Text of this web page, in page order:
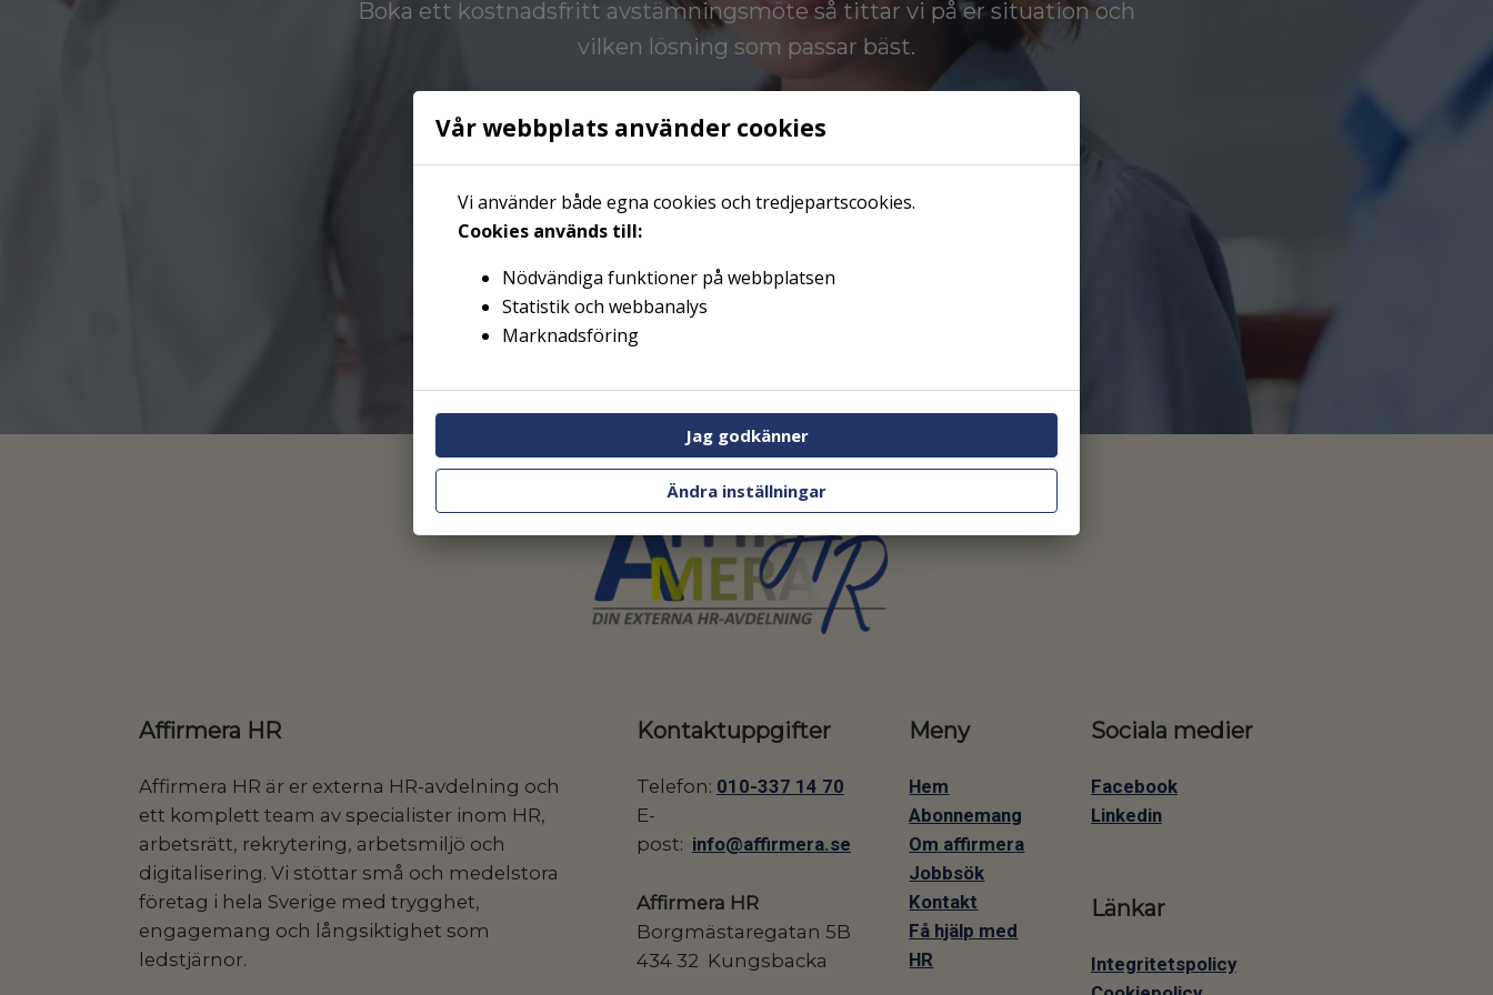
Vår webbplats använder cookies
Vi använder både egna cookies och tredjepartscookies.
Cookies används till:
Nödvändiga funktioner på webbplatsen
Statistik och webbanalys
Marknadsföring
Jag godkänner
Ändra inställningar
Boka ett kostnadsfritt avstämningsmöte så tittar vi på er situation och
vilken lösning som passar bäst.
Affirmera HR
Affirmera HR är er externa HR-avdelning och
ett komplett team av specialister inom HR,
arbetsrätt, rekrytering, arbetsmiljö och
digitalisering. Vi stöttar små och medelstora
företag i hela Sverige med trygghet,
engagemang och långsiktighet som
ledstjärnor.
Kontaktuppgifter
Telefon: 010-337 14 70
E-
post: info@affirmera.se
Affirmera HR
Borgmästaregatan 5B
434 32 Kungsbacka
Meny
Hem
Abonnemang
Om affirmera
​​​​​​​Jobbsök
Kontakt
Få hjälp med
HR
Sociala medier
Facebook
Linkedin
Länkar
Integritetspolicy